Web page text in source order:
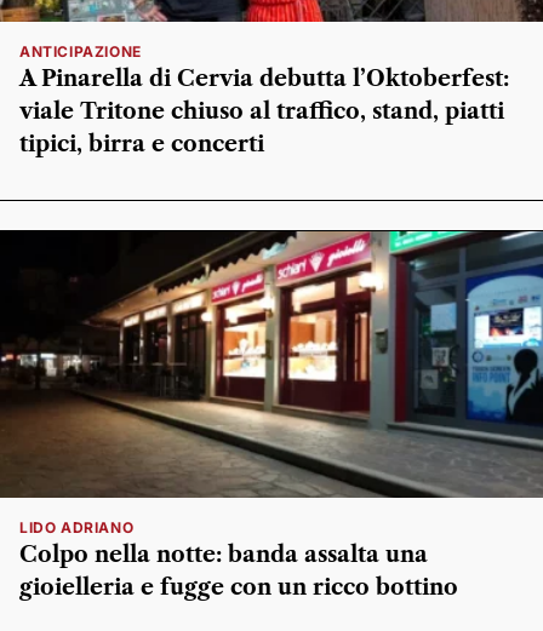
ANTICIPAZIONE
A Pinarella di Cervia debutta l’Oktoberfest:
viale Tritone chiuso al traffico, stand, piatti
tipici, birra e concerti
LIDO ADRIANO
Colpo nella notte: banda assalta una
gioielleria e fugge con un ricco bottino